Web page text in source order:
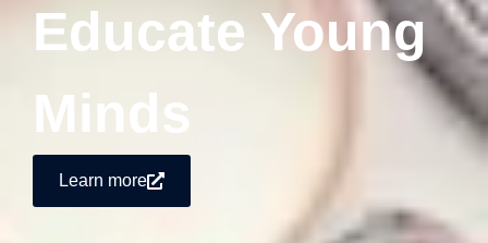
Educate Young
Minds
Learn more